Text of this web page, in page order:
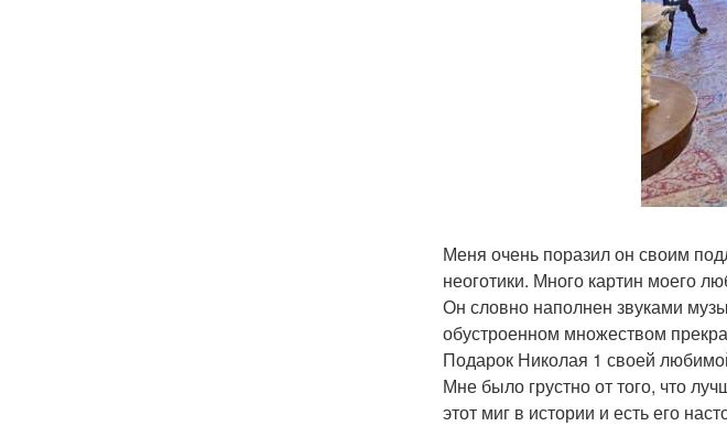
Меня очень поразил он своим
неоготики. Много картин моего
Он словно наполнен звуками
обустроенном множеством
Подарок Николая 1 своей
Мне было грустно от того, что
этот миг в истории и есть его